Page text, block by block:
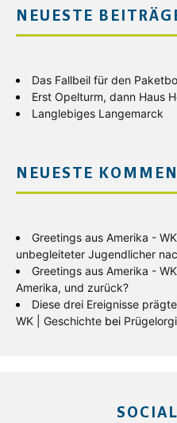
NEUESTE
Das Fallbeil für den
Erst Opelturm, dann Haus
Langlebiges Langemarck
NEUESTE
Greetings aus Amerika -
unbegleiteter Jugendlicher
Greetings aus Amerika -
Amerika, und zurück?
Diese drei Ereignisse
WK | Geschichte bei